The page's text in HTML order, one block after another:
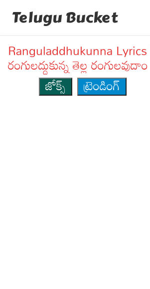
Telugu Bucket
Ranguladdhukunna
రంగులద్దుకున్న తెల్ల
జోక్స్
ట్రెండింగ్